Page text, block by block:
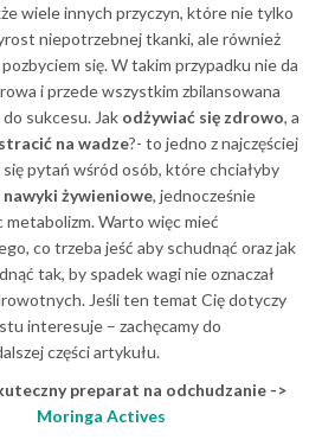
wiele innych przyczyn, które nie tylko
niepotrzebnej tkanki, ale również
się. W takim przypadku nie da
i przede wszystkim zbilansowana
sukcesu. Jak odżywiać się zdrowo, a
stracić na wadze?- to jedno z najczęściej
pytań wśród osób, które chciałyby
nawyki żywieniowe, jednocześnie
metabolizm. Warto więc mieć
co trzeba jeść aby schudnąć oraz jak
tak, by spadek wagi nie oznaczał
Jeśli ten temat Cię dotyczy
interesuje – zachęcamy do
części artykułu.
preparat na odchudzanie ->
Moringa Actives